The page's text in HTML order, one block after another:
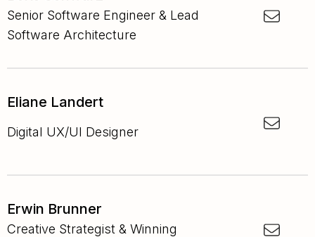
Senior Software Engineer & Lead
Software Architecture
Eliane Landert
Digital UX/UI Designer
Erwin Brunner
Creative Strategist & Winning